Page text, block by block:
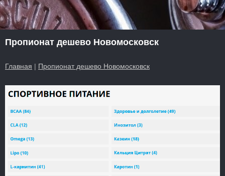
Пропионат дешево Новомосковск
Главная | Пропионат дешево Новомосковск